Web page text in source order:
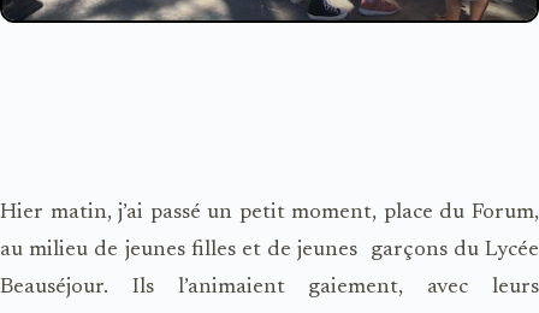
Hier matin, j’ai passé un petit moment, place du Forum,
au milieu de jeunes filles et de jeunes garçons du Lycée
Beauséjour. Ils l’animaient gaiement, avec leurs